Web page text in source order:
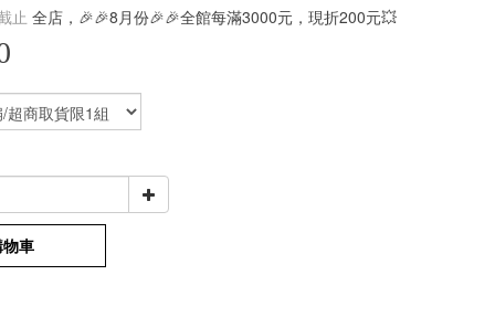
止 全店，🎉🎉8月份🎉🎉全館每滿3000元，現折200元💥
車